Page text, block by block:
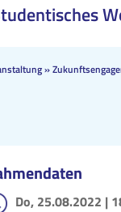
»
Do, 25.08.2022 |